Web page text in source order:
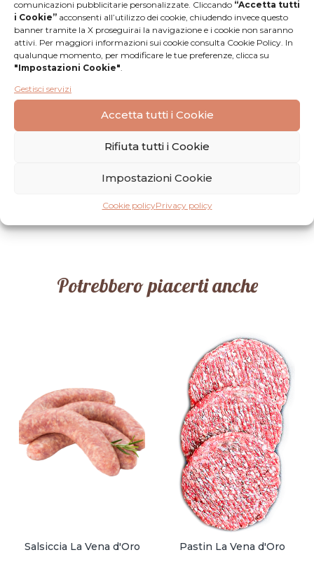
comunicazioni pubblicitarie personalizzate. Cliccando “Accetta tutti
i Cookie” acconsenti all’utilizzo dei cookie, chiudendo invece questo
banner tramite la X proseguirai la navigazione e i cookie non saranno
attivi. Per maggiori informazioni sui cookie consulta Cookie Policy. In
qualunque momento, per modificare le tue preferenze, clicca su
"Impostazioni Cookie"
Gestisci servizi
Accetta tutti i Cookie
Rifiuta tutti i Cookie
Impostazioni Cookie
Cookie policyPrivacy policy
Recensioni
Potrebbero piacerti anche
Salsiccia La Vena d'Oro Pastin La Vena d'Oro